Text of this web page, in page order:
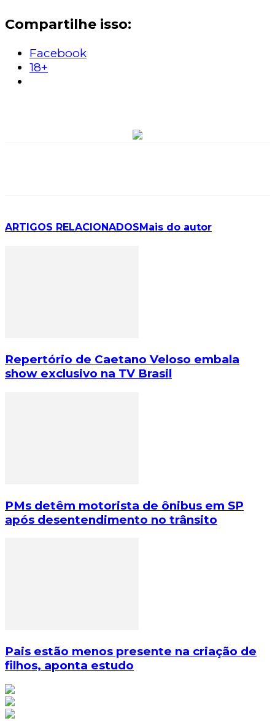
Compartilhe isso:
Facebook
18+
ARTIGOS RELACIONADOS Mais do autor
Repertório de Caetano Veloso embala
show exclusivo na TV Brasil
PMs detêm motorista de ônibus em SP
após desentendimento no trânsito
Pais estão menos presente na criação de
filhos, aponta estudo